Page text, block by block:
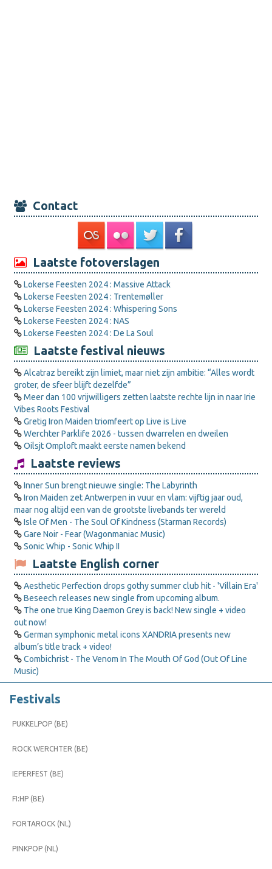
Contact
Laatste fotoverslagen
Lokerse Feesten 2024 : Massive Attack
Lokerse Feesten 2024 : Trentemøller
Lokerse Feesten 2024 : Whispering Sons
Lokerse Feesten 2024 : NAS
Lokerse Feesten 2024 : De La Soul
Laatste festival nieuws
Alcatraz bereikt zijn limiet, maar niet zijn ambitie: “Alles wordt
groter, de sfeer blijft dezelfde”
Meer dan 100 vrijwilligers zetten laatste rechte lijn in naar Irie
Vibes Roots Festival
Gretig Iron Maiden triomfeert op Live is Live
Werchter Parklife 2026 - tussen dwarrelen en dweilen
Oilsjt Omploft maakt eerste namen bekend
Laatste reviews
Inner Sun brengt nieuwe single: The Labyrinth
Iron Maiden zet Antwerpen in vuur en vlam: vijftig jaar oud,
maar nog altijd een van de grootste livebands ter wereld
Isle Of Men - The Soul Of Kindness (Starman Records)
Gare Noir - Fear (Wagonmaniac Music)
Sonic Whip - Sonic Whip II
Laatste English corner
Aesthetic Perfection drops gothy summer club hit - 'Villain Era'
Beseech releases new single from upcoming album.
The one true King Daemon Grey is back! New single + video
out now!
German symphonic metal icons XANDRIA presents new
album’s title track + video!
Combichrist - The Venom In The Mouth Of God (Out Of Line
Music)
Festivals
PUKKELPOP (BE)
ROCK WERCHTER (BE)
IEPERFEST (BE)
FI:HP (BE)
FORTAROCK (NL)
PINKPOP (NL)